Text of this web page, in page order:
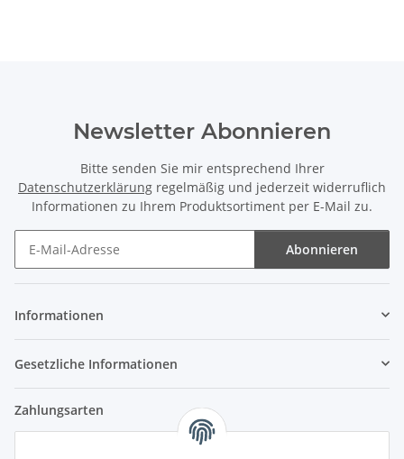
Newsletter Abonnieren
Bitte senden Sie mir entsprechend Ihrer
Datenschutzerklärung regelmäßig und jederzeit widerruflich
Informationen zu Ihrem Produktsortiment per E-Mail zu.
Abonnieren
Informationen
Gesetzliche Informationen
Zahlungsarten